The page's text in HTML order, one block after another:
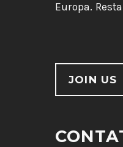
Europa.
JOIN US